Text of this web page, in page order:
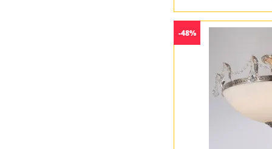
-48%